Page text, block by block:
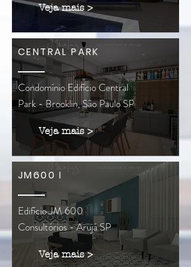
Veja mais >
CENTRAL PARK
Veja mais >
Condomínio Edifício Central
Park - Brooklin, São Paulo SP
JM600 I
Veja mais >
Edifício JM 600
Consultórios - Arujá SP